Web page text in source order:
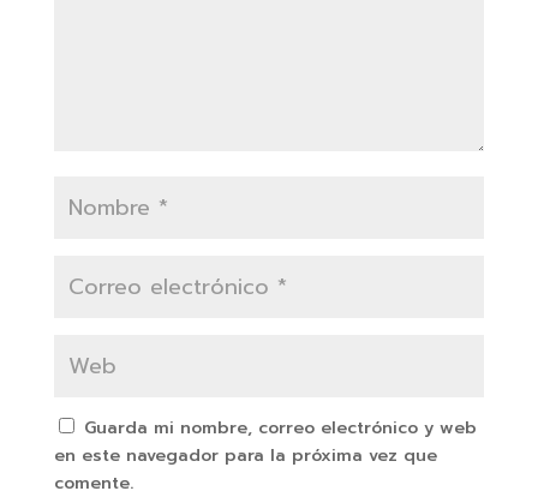
Guarda mi nombre, correo electrónico y web
en este navegador para la próxima vez que
comente.